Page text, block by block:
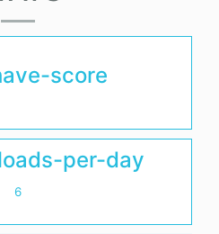
score
per-day
6